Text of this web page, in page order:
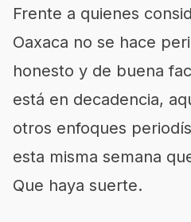
Frente a quienes
Oaxaca no se hace
honesto y de buena
está en decadencia,
otros enfoques
esta misma semana
Que haya suerte.